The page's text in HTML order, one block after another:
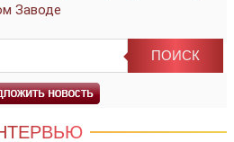
Заводе